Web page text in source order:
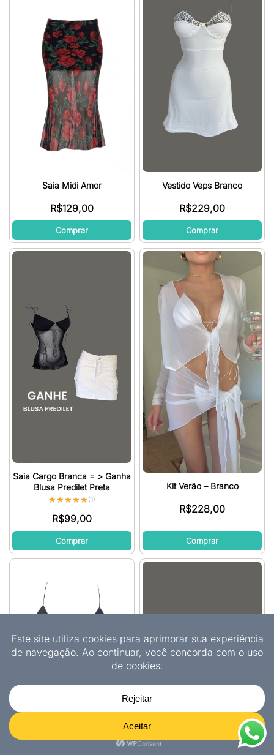
Saia Midi Amor
R$129,00
Comprar
Vestido Veps Branco
R$229,00
Comprar
Saia Cargo Branca = > Ganha
Blusa Predilet Preta
★★★★★
★★★★★(1)
R$99,00
Comprar
Kit Verão – Branco
R$228,00
Comprar